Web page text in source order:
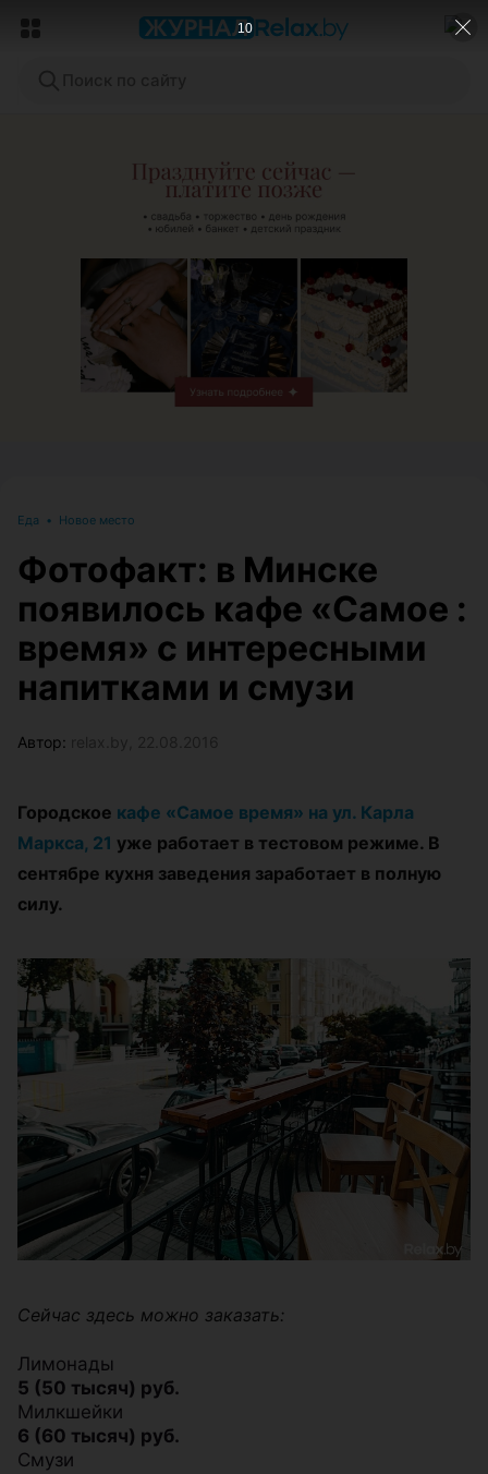
ЭФФЕКТИВНАЯ РЕКЛАМА НА САЙТЕ
Еда • Новое место
Фотофакт: в Минске
появилось кафе «Самое :
время» с интересными
напитками и смузи
Автор:
Городское кафе «Самое время» на ул. Карла
Маркса, 21 уже работает в тестовом режиме. В
сентябре кухня заведения заработает в полную
силу.
Сейчас здесь можно заказать:
Лимонады
5 (50 тысяч) руб.
Милкшейки
6 (60 тысяч) руб.
Смузи
8